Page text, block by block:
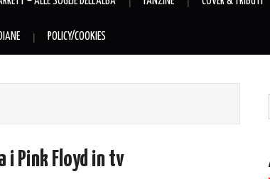
POLICY/COOKIES
i Pink Floyd in tv